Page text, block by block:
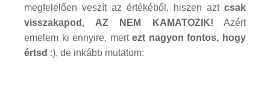
megfelelően veszít az értékéből, hiszen azt csak
visszakapod, AZ NEM KAMATOZIK! Azért
emelem ki ennyire, mertezt nagyon fontos, hogy
értsd :), de inkább mutatom: